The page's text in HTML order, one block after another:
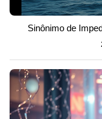
Sinônimo de